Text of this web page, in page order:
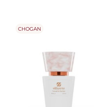
CHOGAN